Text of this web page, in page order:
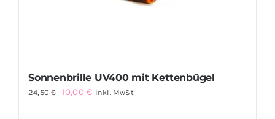
Sonnenbrille UV400 mit Kettenbügel
24,50€
Ursprünglicher
10,00€Aktueller
inkl. MwSt